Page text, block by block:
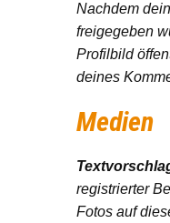
Nachdem
freigegeben
Profilbild
deines
Medien
registrierter
Fotos auf